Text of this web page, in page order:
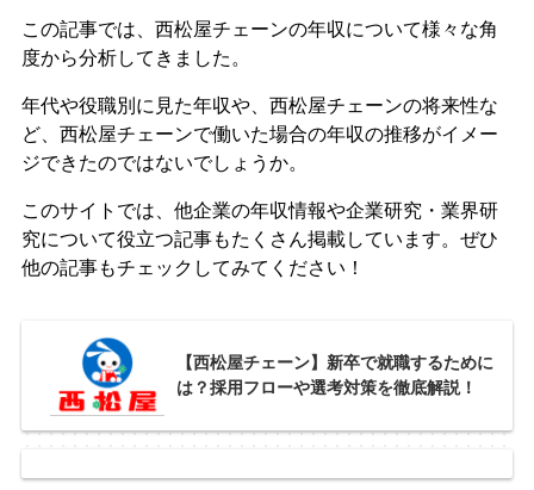
この記事では、西松屋チェーンの年収について様々な角
度から分析してきました。
年代や役職別に見た年収や、西松屋チェーンの将来性な
ど、西松屋チェーンで働いた場合の年収の推移がイメー
ジできたのではないでしょうか。
このサイトでは、他企業の年収情報や企業研究・業界研
究について役立つ記事もたくさん掲載しています。ぜひ
他の記事もチェックしてみてください！
【西松屋チェーン】新卒で就職するために
は？採用フローや選考対策を徹底解説！